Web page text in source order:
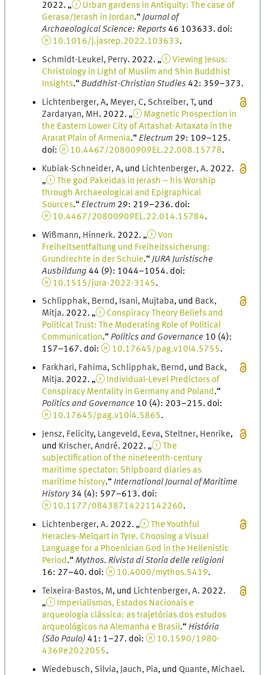
2022. „
Urban gardens in Antiquity: The case of
Gerasa/Jerash in Jordan.“Journal of
Archaeological Science: Reports46 103633. doi:
10.1016/j.jasrep.2022.103633.
Schmidt-Leukel, Perry. 2022. „
Viewing Jesus:
Christology in Light of Muslim and Shin Buddhist
Insights.“Buddhist-Christian Studies42: 359–373.
Lichtenberger,A, Meyer, C, Schreiber,T, und
Zardaryan, MH . 2022. „
Magnetic Prospection in
the Eastern Lower City of Artashat-Artaxata in the
Ararat Plain of Armenia.“Electrum 29: 109–125.
doi: 10.4467/20800909EL.22.008.15778.
Kubiak-Schneider,A, und Lichtenberger,A. 2022.
„
The god Pakeidas in Jerash – his Worship
through Archaeological and Epigraphical
Sources.“Electrum 29: 219–236. doi:
10.4467/20800909EL.22.014.15784.
Wißmann, Hinnerk. 2022. „
Von
Freiheitsentfaltung und Freiheitssicherung:
Grundrechte in der Schule.“JURA Juristische
Ausbildung 44 (9): 1044–1054. doi:
10.1515/jura-2022-3145.
Schlipphak, Bernd, Isani, Mujtaba, und Back,
Mitja. 2022. „
Conspiracy Theory Beliefs and
Political Trust: The Moderating Role of Political
Communication.“Politics and Governance 10 (4):
157–167. doi: 10.17645/pag.v10i4.5755.
Farkhari, Fahima, Schlipphak, Bernd, und Back,
Mitja. 2022. „
Individual‐Level Predictors of
Conspiracy Mentality in Germany and Poland.“
Politics and Governance 10 (4): 203–215. doi:
10.17645/pag.v10i4.5865.
Jensz, Felicity, Langeveld, Eeva, Steltner, Henrike,
und Krischer,André. 2022. „
The
subjectification of the nineteenth-century
maritime spectator: Shipboard diaries as
maritime history.“International Journal of Maritime
History 34 (4): 597–613. doi:
10.1177/08438714221142260.
Lichtenberger,A. 2022. „
The Youthful
Heracles-Melqart in Tyre. Choosing a Visual
Language for a Phoenician God in the Hellenistic
Period.“Mythos. Rivista di Storia delle religioni
16: 27–40. doi: 10.4000/mythos.5419.
Teixeira-Bastos, M, und Lichtenberger,A. 2022.
„
Imperialismos, Estados Nacionais e
arqueologia clássica: as trajetórias dos estudos
arqueológicos na Alemanha e Brasil.“História
(São Paulo) 41: 1–27. doi:
10.1590/1980-
4369e2022055.
Wiedebusch, Silvia, Jauch, Pia, und Quante, Michael.